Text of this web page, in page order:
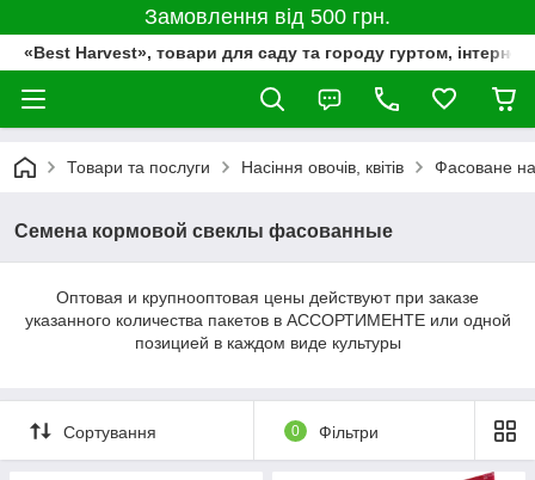
Замовлення від 500 грн.
«Best Harvest», товари для саду та городу гуртом,
Товари та послуги Насіння овочів, квітів Фасоване
Семена кормовой свеклы фасованные
Оптовая и крупнооптовая цены действуют при заказе
указанного количества пакетов в АССОРТИМЕНТЕ или одной
позицией в каждом виде культуры
Сортування 0 Фільтри